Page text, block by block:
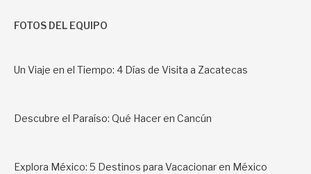
FOTOS DEL EQUIPO
Un Viaje en el Tiempo: 4 Días de Visita a Zacatecas
Descubre el Paraíso: Qué Hacer en Cancún
Explora México: 5 Destinos para Vacacionar en México